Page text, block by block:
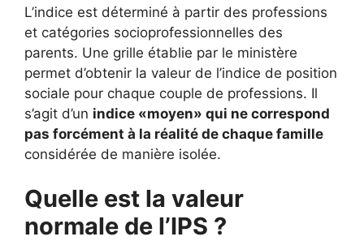
L’indice est déterminé à partir des professions
et catégories socioprofessionnelles des
parents. Une grille établie par le ministère
permet d’obtenir la valeur de l’indice de position
sociale pour chaque couple de professions. Il
s’agit d’un indice «moyen» qui ne correspond
pas forcément à la réalité de chaque famille
considérée de manière isolée.
Quelle est la valeur
normale de l’IPS ?